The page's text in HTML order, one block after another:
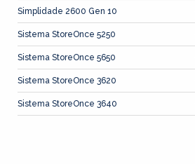
Simplidade 2600 Gen 10
Sistema StoreOnce 5250
Sistema StoreOnce 5650
Sistema StoreOnce 3620
Sistema StoreOnce 3640